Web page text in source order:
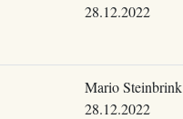
28.12.2022
Mario Steinbrink
28.12.2022